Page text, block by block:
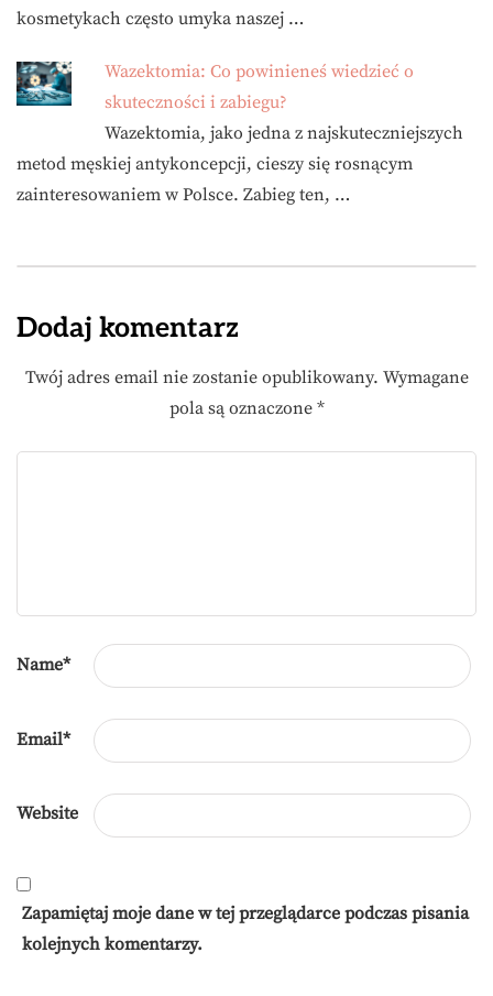
kosmetykach często umyka naszej …
Wazektomia: Co powinieneś wiedzieć o
skuteczności i zabiegu?
Wazektomia, jako jedna z najskuteczniejszych
metod męskiej antykoncepcji, cieszy się rosnącym
zainteresowaniem w Polsce. Zabieg ten, …
Dodaj komentarz
Twój adres email nie zostanie opublikowany. Wymagane
pola są oznaczone *
Name*
Email*
Website
Zapamiętaj moje dane w tej przeglądarce podczas pisania
kolejnych komentarzy.